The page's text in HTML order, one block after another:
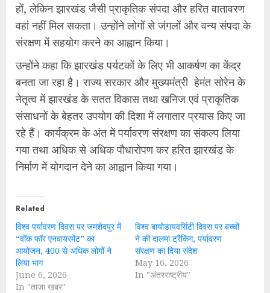
हों, लेकिन झारखंड जैसी प्राकृतिक संपदा और हरित वातावरण
वहां नहीं मिल सकता। उन्होंने लोगों से जंगलों और वन्य संपदा के
संरक्षण में सहयोग करने का आह्वान किया।
उन्होंने कहा कि झारखंड पर्यटकों के लिए भी आकर्षण का केंद्र
बनता जा रहा है। राज्य सरकार और मुख्यमंत्री हेमंत सोरेन के
नेतृत्व में झारखंड के सतत विकास तथा खनिज एवं प्राकृतिक
संसाधनों के बेहतर उपयोग की दिशा में लगातार प्रयास किए जा
रहे हैं। कार्यक्रम के अंत में पर्यावरण संरक्षण का संकल्प लिया
गया तथा अधिक से अधिक पौधारोपण कर हरित झारखंड के
निर्माण में योगदान देने का आह्वान किया गया।
Related
विश्व पर्यावरण दिवस पर जमशेदपुर में
“वॉक फॉर एनवायरमेंट” का
आयोजन, 400 से अधिक लोगों ने
लिया भाग
June 6, 2026
In "ताजा खबर"
विश्व बायोडायवर्सिटी दिवस पर बच्चों
ने की दालमा ट्रैकिंग, पर्यावरण
संरक्षण का दिया संदेश
May 16, 2026
In "अंतरराष्ट्रीय"